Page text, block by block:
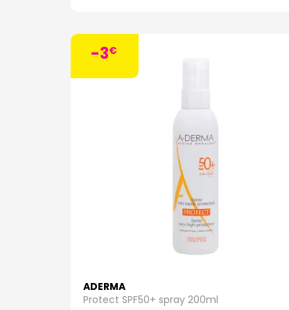
-3€
ADERMA
Protect SPF50+ spray 200ml